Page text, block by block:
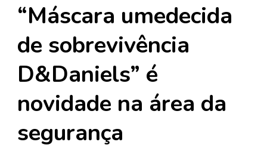
“Máscara umedecida
de sobrevivência
D&Daniels” é
novidade na área da
segurança